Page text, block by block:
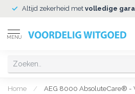
Altijd zekerheid met volledige
MENU
Home /
AEG 8000 AbsoluteCare® -